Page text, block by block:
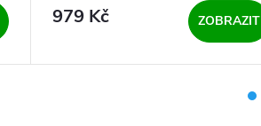
979 Kč ZOBRAZIT